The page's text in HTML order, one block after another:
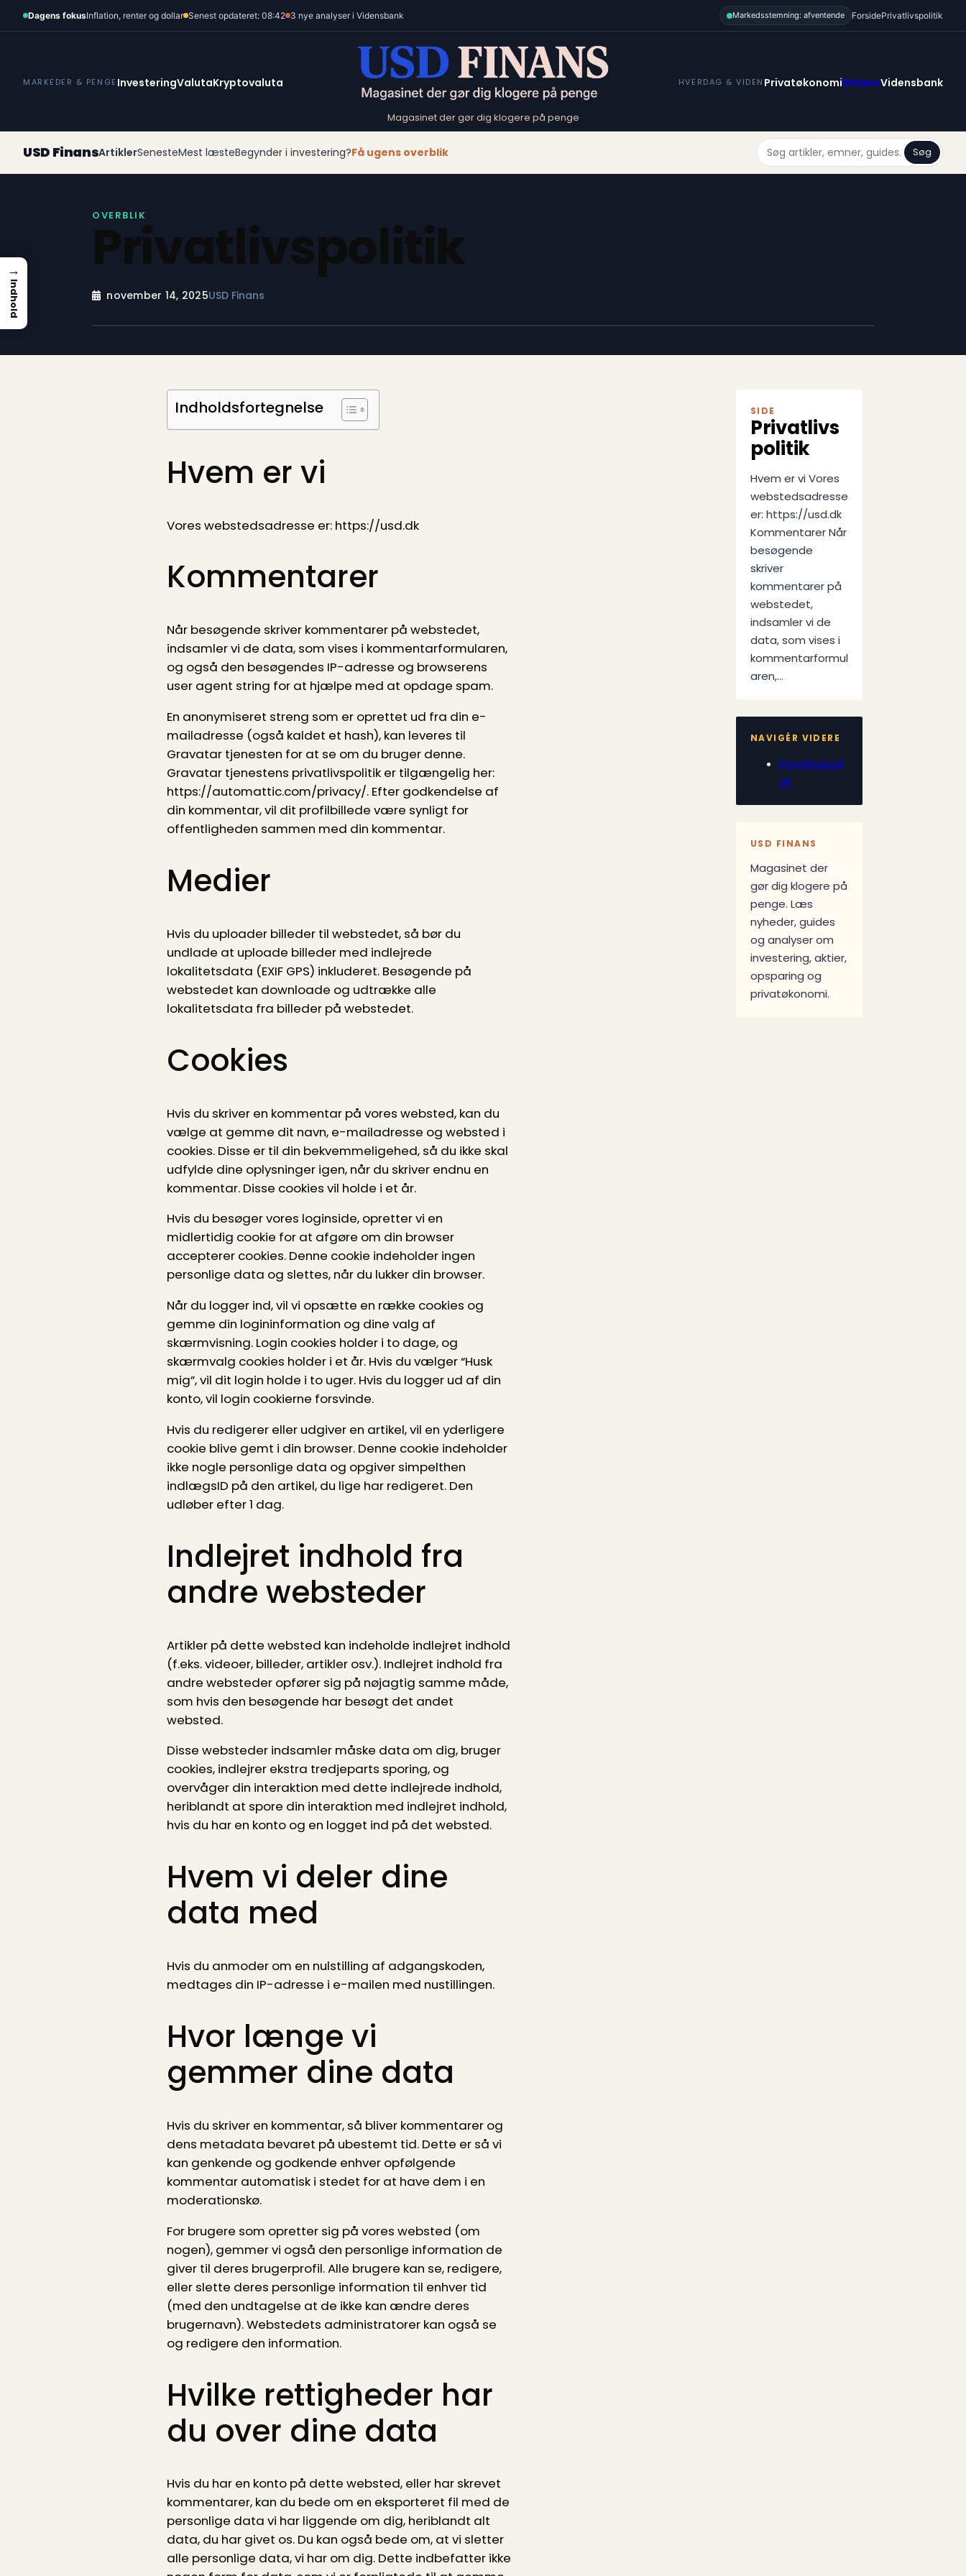
Spring
til
Dagens fokusInflation, renter og dollar Senest opdateret: 08:42 3 nye analyser i Vidensbank Markedsstemning: afventende ForsidePrivatlivspolitik
MARKEDER & PENGE InvesteringValutaKryptovaluta
Magasinet der gør dig klogere på penge
HVERDAG & VIDEN PrivatøkonomiErhvervVidensbank
USD FinansArtiklerSenesteMest læsteBegynder i investering?Få ugens overblik Søg
OVERBLIK
Privatlivspolitik
november 14, 2025USD Finans
Indholdsfortegnelse
Hvem er vi
Vores webstedsadresse er: https://usd.dk
Kommentarer
Når besøgende skriver kommentarer på webstedet,
indsamler vi de data, som vises i kommentarformularen,
og også den besøgendes IP-adresse og browserens
user agent string for at hjælpe med at opdage spam.
En anonymiseret streng som er oprettet ud fra din e-
mailadresse (også kaldet et hash), kan leveres til
Gravatar tjenesten for at se om du bruger denne.
Gravatar tjenestens privatlivspolitik er tilgængelig her:
https://automattic.com/privacy/. Efter godkendelse af
din kommentar, vil dit profilbillede være synligt for
offentligheden sammen med din kommentar.
Medier
Hvis du uploader billeder til webstedet, så bør du
undlade at uploade billeder med indlejrede
lokalitetsdata (EXIF GPS) inkluderet. Besøgende på
webstedet kan downloade og udtrække alle
lokalitetsdata fra billeder på webstedet.
Cookies
Hvis du skriver en kommentar på vores websted, kan du
vælge at gemme dit navn, e-mailadresse og websted i
cookies. Disse er til din bekvemmeligehed, så du ikke skal
udfylde dine oplysninger igen, når du skriver endnu en
kommentar. Disse cookies vil holde i et år.
Hvis du besøger vores loginside, opretter vi en
midlertidig cookie for at afgøre om din browser
accepterer cookies. Denne cookie indeholder ingen
personlige data og slettes, når du lukker din browser.
Når du logger ind, vil vi opsætte en række cookies og
gemme din logininformation og dine valg af
skærmvisning. Login cookies holder i to dage, og
skærmvalg cookies holder i et år. Hvis du vælger “Husk
mig”, vil dit login holde i to uger. Hvis du logger ud af din
konto, vil login cookierne forsvinde.
Hvis du redigerer eller udgiver en artikel, vil en yderligere
cookie blive gemt i din browser. Denne cookie indeholder
ikke nogle personlige data og opgiver simpelthen
indlægsID på den artikel, du lige har redigeret. Den
udløber efter 1 dag.
Indlejret indhold fra
andre websteder
Artikler på dette websted kan indeholde indlejret indhold
(f.eks. videoer, billeder, artikler osv.). Indlejret indhold fra
andre websteder opfører sig på nøjagtig samme måde,
som hvis den besøgende har besøgt det andet
websted.
Disse websteder indsamler måske data om dig, bruger
cookies, indlejrer ekstra tredjeparts sporing, og
overvåger din interaktion med dette indlejrede indhold,
heriblandt at spore din interaktion med indlejret indhold,
hvis du har en konto og en logget ind på det websted.
Hvem vi deler dine
data med
Hvis du anmoder om en nulstilling af adgangskoden,
medtages din IP-adresse i e-mailen med nustillingen.
Hvor længe vi
gemmer dine data
Hvis du skriver en kommentar, så bliver kommentarer og
dens metadata bevaret på ubestemt tid. Dette er så vi
kan genkende og godkende enhver opfølgende
kommentar automatisk i stedet for at have dem i en
moderationskø.
For brugere som opretter sig på vores websted (om
nogen), gemmer vi også den personlige information de
giver til deres brugerprofil. Alle brugere kan se, redigere,
eller slette deres personlige information til enhver tid
(med den undtagelse at de ikke kan ændre deres
brugernavn). Webstedets administratorer kan også se
og redigere den information.
Hvilke rettigheder har
du over dine data
Hvis du har en konto på dette websted, eller har skrevet
kommentarer, kan du bede om en eksporteret fil med de
personlige data vi har liggende om dig, heriblandt alt
data, du har givet os. Du kan også bede om, at vi sletter
alle personlige data, vi har om dig. Dette indbefatter ikke
SIDE
Privatlivs
politik
Hvem er vi Vores
webstedsadresse
er: https://usd.dk
Kommentarer Når
besøgende
skriver
kommentarer på
webstedet,
indsamler vi de
data, som vises i
kommentarformul
aren,…
NAVIGÉR VIDERE
Privatlivspoli
tik
USD FINANS
Magasinet der
gør dig klogere på
penge. Læs
nyheder, guides
og analyser om
investering, aktier,
opsparing og
privatøkonomi.
→
Indhold